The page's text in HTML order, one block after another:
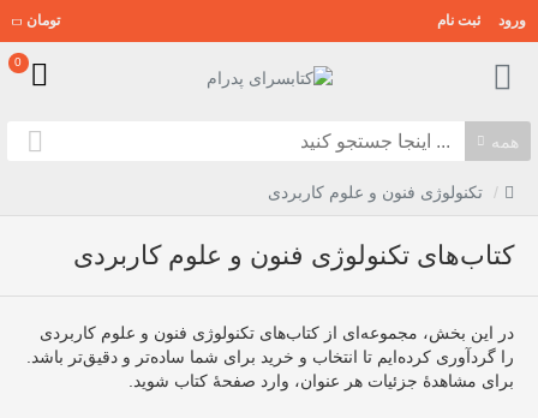
ورود ثبت نام تومان
0
همه
تکنولوژی فنون و علوم کاربردی
کتاب‌های تکنولوژی فنون و علوم کاربردی
در این بخش، مجموعه‌ای از کتاب‌های تکنولوژی فنون و علوم کاربردی
را گردآوری کرده‌ایم تا انتخاب و خرید برای شما ساده‌تر و دقیق‌تر باشد.
برای مشاهدهٔ جزئیات هر عنوان، وارد صفحهٔ کتاب شوید.